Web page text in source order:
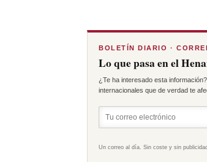
BOLETÍN DIARIO ·
Lo que pasa en el
¿Te ha interesado esta
internacionales que de verdad te
Un correo al día. Sin coste y sin